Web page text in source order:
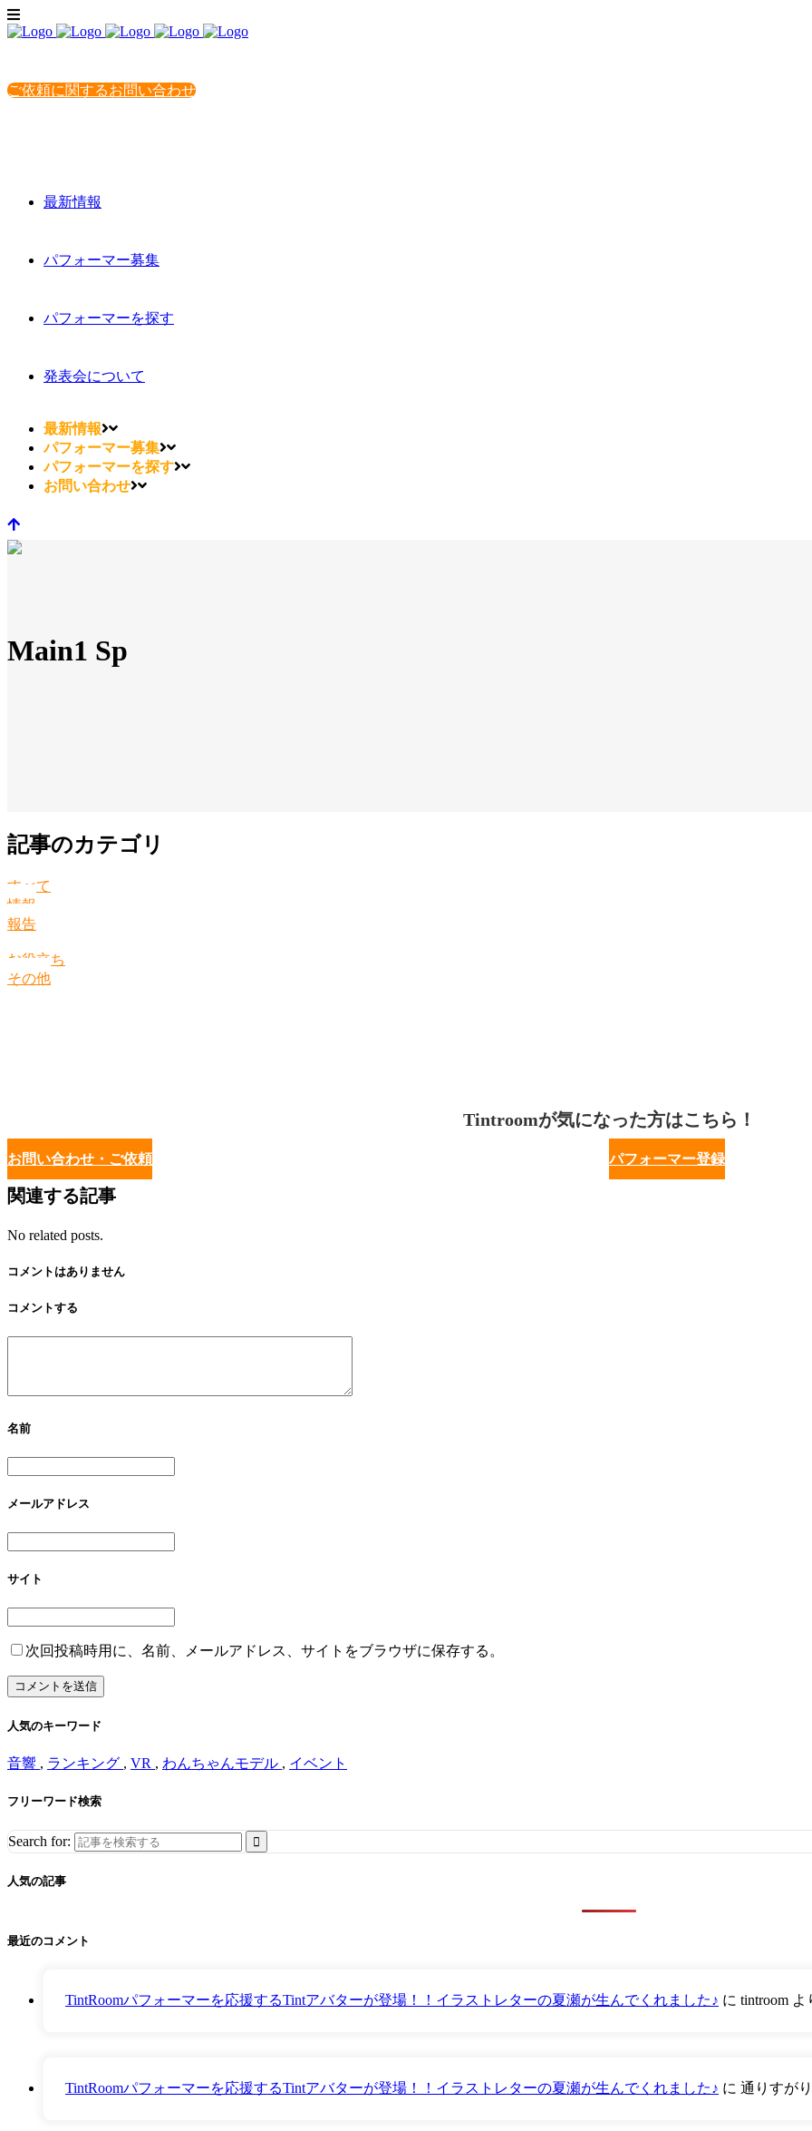
ご依頼に関するお問い合わせ
最新情報
パフォーマー募集
パフォーマーを探す
発表会について
最新情報
パフォーマー募集
パフォーマーを探す
お問い合わせ
Main1 Sp
記事のカテゴリ
すべて
情報
報告
お役立ち
その他
Tintroomが気になった方はこちら！
お問い合わせ・ご依頼 パフォーマー登録
関連する記事
No related posts.
コメントはありません
コメントする
名前
メールアドレス
サイト
次回投稿時用に、名前、メールアドレス、サイトをブラウザに保存する。
人気のキーワード
音響 , ランキング , VR , わんちゃんモデル , イベント
フリーワード検索
Search for:
人気の記事
最近のコメント
TintRoomパフォーマーを応援するTintアバターが登場！！イラストレターの夏瀬が生んでくれました♪ に tintroom よ
TintRoomパフォーマーを応援するTintアバターが登場！！イラストレターの夏瀬が生んでくれました♪ に 通りすがり